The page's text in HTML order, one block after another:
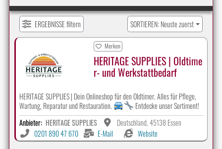
ERGEBNISSE filtern SORTIEREN: Neuste zuerst
Merken
HERITAGE SUPPLIES | Oldtime
r- und Werkstattbedarf
HERITAGE SUPPLIES | Dein Onlineshop für den Oldtimer. Alles für Pflege,
Wartung, Reparatur und Restauration.
Entdecke unser Sortiment!
Anbieter: HERITAGE SUPPLIES
Deutschland, 45138 Essen
0201 890 47 670
E-Mail Website